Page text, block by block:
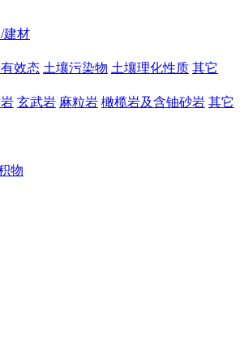
建材
效态 土壤污染物 土壤理化性质 其它
玄武岩 麻粒岩 橄榄岩及含铀砂岩 其它
物